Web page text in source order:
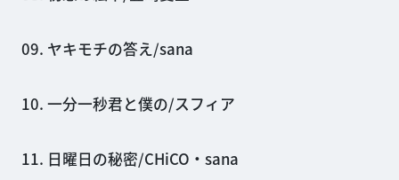
09. ヤキモチの答え/sana
10. 一分一秒君と僕の/スフィア
11. 日曜日の秘密/CHiCO・sana